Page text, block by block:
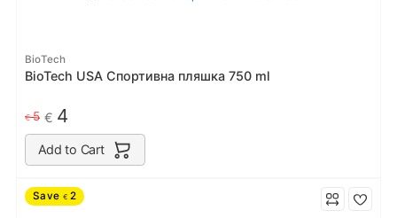
BioTech
BioTech USA Спортивна пляшка 750 ml
€5 € 4
Add to Cart
Save € 2